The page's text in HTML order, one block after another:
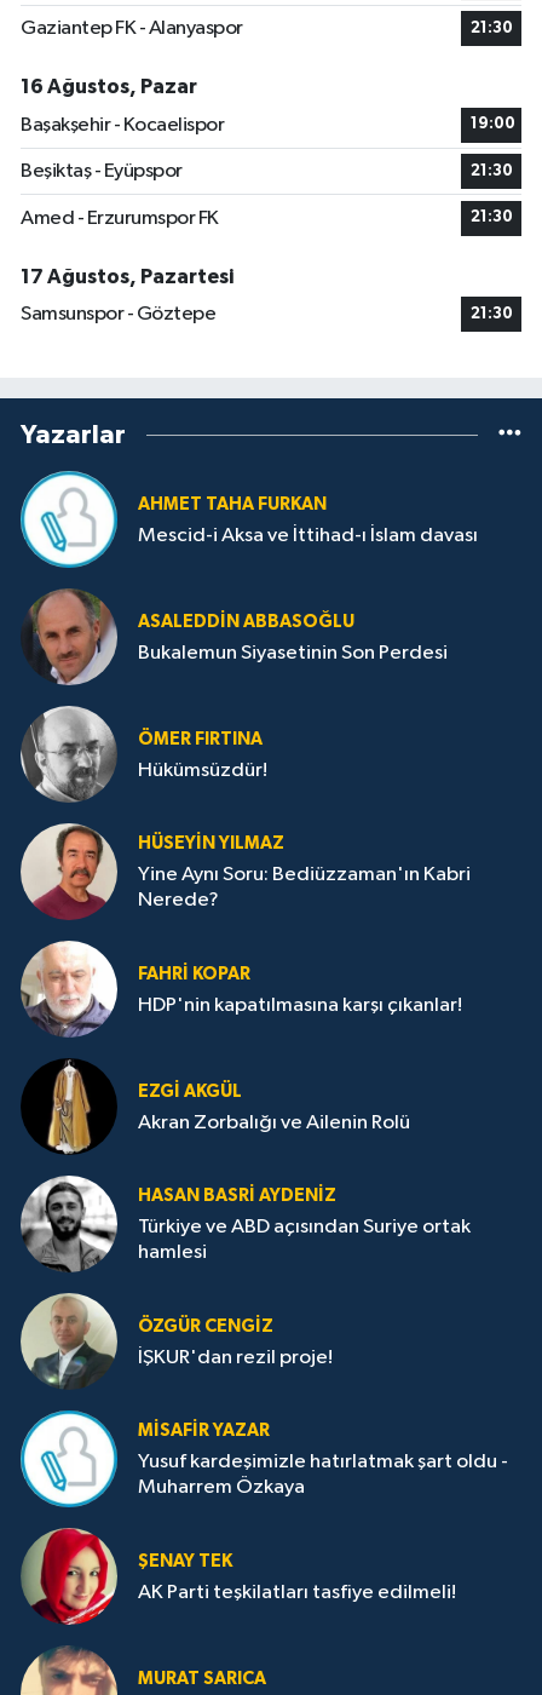
Gaziantep FK - Alanyaspor 21:30
16 Ağustos, Pazar
Başakşehir - Kocaelispor
19:00
Beşiktaş - Eyüpspor 21:30
Amed - Erzurumspor FK 21:30
17 Ağustos, Pazartesi
Samsunspor - Göztepe
21:30
Yazarlar
AHMET TAHA FURKAN
Mescid-i Aksa ve İttihad-ı İslam davası
ASALEDDIN ABBASOĞLU
Bukalemun Siyasetinin Son Perdesi
ÖMER FIRTINA
Hükümsüzdür!
HÜSEYIN YILMAZ
Yine Aynı Soru: Bediüzzaman'ın Kabri
Nerede?
FAHRI KOPAR
HDP'nin kapatılmasına karşı çıkanlar!
EZGI AKGÜL
Akran Zorbalığı ve Ailenin Rolü
HASAN BASRI AYDENIZ
Türkiye ve ABD açısından Suriye ortak
hamlesi
ÖZGÜR CENGIZ
İŞKUR'dan rezil proje!
MISAFIR YAZAR
Yusuf kardeşimizle hatırlatmak şart oldu -
Muharrem Özkaya
ŞENAY TEK
AK Parti teşkilatları tasfiye edilmeli!
MURAT SARICA